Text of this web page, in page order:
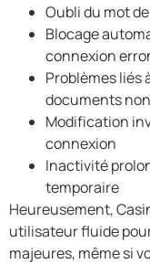
Oubli du mot
Blocage
connexion
Problèmes liés
documents
Modification
connexion
Inactivité
temporaire
Heureusement,
utilisateur fluide
majeures, même si